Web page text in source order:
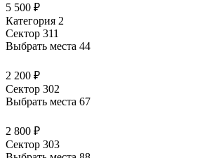
5 500 ₽
Категория 2
Сектор 311
Выбрать места 44
2 200 ₽
Сектор 302
Выбрать места 67
2 800 ₽
Сектор 303